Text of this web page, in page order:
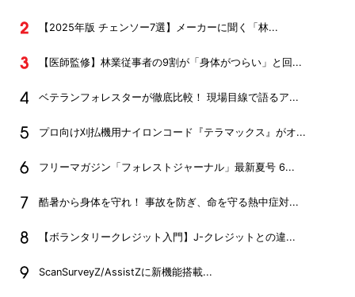
【2025年版 チェンソー7選】メーカーに聞く「林...
【医師監修】林業従事者の9割が「身体がつらい」と回...
ベテランフォレスターが徹底比較！ 現場目線で語るア...
プロ向け刈払機用ナイロンコード『テラマックス』がオ...
フリーマガジン「フォレストジャーナル」最新夏号 6...
酷暑から身体を守れ！ 事故を防ぎ、命を守る熱中症対...
【ボランタリークレジット入門】J-クレジットとの違...
ScanSurveyZ/AssistZに新機能搭載...